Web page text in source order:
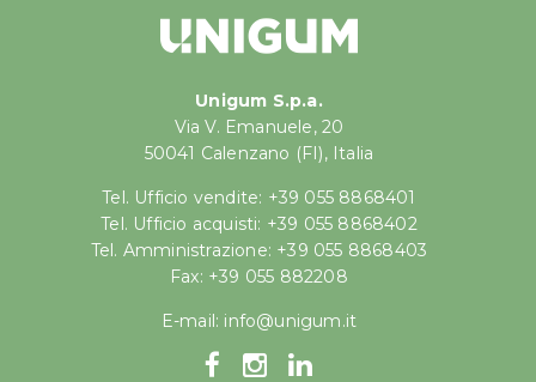
Unigum S.p.a.
Via V. Emanuele, 20
50041 Calenzano (FI), Italia
Tel. Ufficio vendite: +39 055 8868401
Tel. Ufficio acquisti: +39 055 8868402
Tel. Amministrazione: +39 055 8868403
Fax: +39 055 882208
E-mail: info@unigum.it